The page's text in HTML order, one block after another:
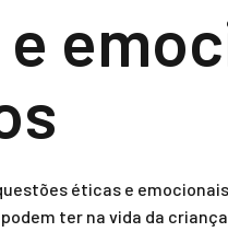
éticas e
ter na vida da